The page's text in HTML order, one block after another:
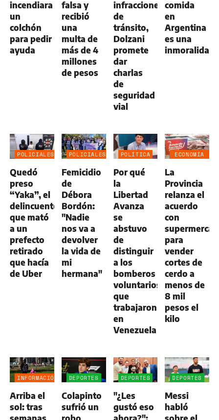
incendiara
un
colchón
para pedir
ayuda
falsa y
recibió
una
multa de
más de 4
millones
de pesos
infracciones
de
tránsito,
Dolzani
promete
dar
charlas
de
seguridad
vial
comida
en
Argentina
es una
POLICIALES
Quedó
preso
“Yaka”, el
delincuente
que mató
a un
prefecto
retirado
que hacía
de Uber
POLICIALES
Femicidio
de
Débora
Bordón:
"Nadie
nos va a
devolver
la vida de
mi
hermana"
POLÍTICA
Por qué
la
Libertad
Avanza
se
abstuvo
de
distinguir
a los
bomberos
voluntarios
que
trabajaron
en
Venezuela
ECONOMÍA
La
Provincia
relanza el
acuerdo
con
para
vender
cortes de
cerdo a
menos de
8 mil
pesos el
kilo
INFORMACIÓN
Arriba el
sol: tras
DEPORTES
Colapinto
sufrió un
DEPORTES
"¿Les
gustó eso
DEPORTES
Messi
habló